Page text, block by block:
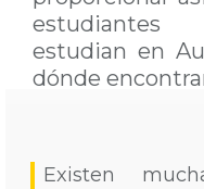
estudiantes
estudian en
dónde
Existen